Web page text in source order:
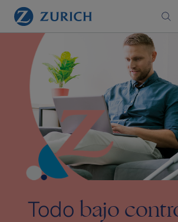
Saltar al contenido principal
Todo bajo